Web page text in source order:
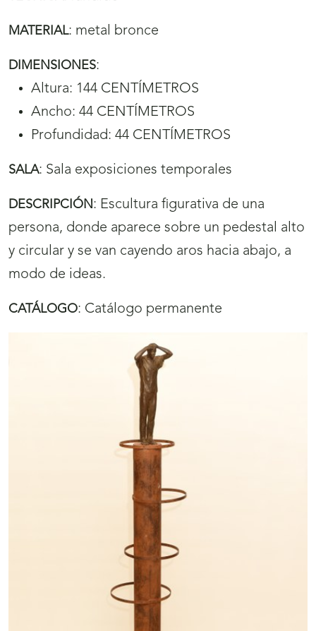
MATERIAL: metal bronce
DIMENSIONES:
Altura: 144 CENTÍMETROS
Ancho: 44 CENTÍMETROS
Profundidad: 44 CENTÍMETROS
SALA: Sala exposiciones temporales
DESCRIPCIÓN: Escultura figurativa de una
persona, donde aparece sobre un pedestal alto
y circular y se van cayendo aros hacia abajo, a
modo de ideas.
CATÁLOGO: Catálogo permanente